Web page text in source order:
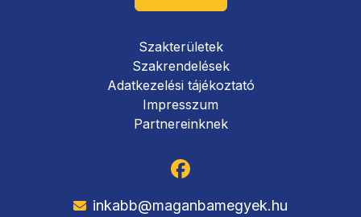
Szakterületek
Szakrendelések
Adatkezelési tájékoztató
Impresszum
Partnereinknek
inkabb@maganbamegyek.hu